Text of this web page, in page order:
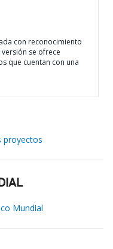
con reconocimiento
se ofrece
que cuentan con una
proyectos
Mundial